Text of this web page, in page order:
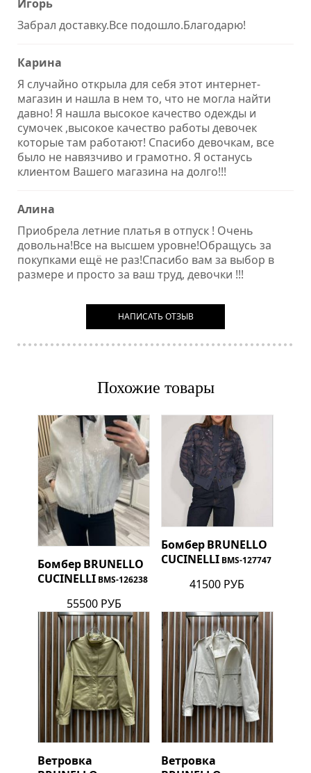
Игорь
Забрал доставку.Все подошло.Благодарю!
Карина
Я случайно открыла для себя этот интернет-
магазин и нашла в нем то, что не могла найти
давно! Я нашла высокое качество одежды и
сумочек ,высокое качество работы девочек
которые там работают! Спасибо девочкам, все
было не навязчиво и грамотно. Я останусь
клиентом Вашего магазина на долго!!!
Алина
Приобрела летние платья в отпуск ! Очень
довольна!Все на высшем уровне!Обращусь за
покупками ещё не раз!Спасибо вам за выбор в
размере и просто за ваш труд, девочки !!!
НАПИСАТЬ ОТЗЫВ
Похожие товары
БомберBRUNELLO
CUCINELLI BMS-126238
55500 РУБ
Бомбер BRUNELLO
CUCINELLI BMS-127747
41500 РУБ
Ветровка
Ветровка